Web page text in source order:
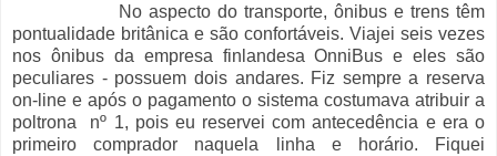
No aspecto do transporte, ônibus e trens têm
pontualidade britânica e são confortáveis. Viajei seis vezes
nos ônibus da empresa finlandesa OnniBus e eles são
peculiares - possuem dois andares. Fiz sempre a reserva
on-line e após o pagamento o sistema costumava atribuir a
poltrona nº 1, pois eu reservei com antecedência e era o
primeiro comprador naquela linha e horário. Fiquei